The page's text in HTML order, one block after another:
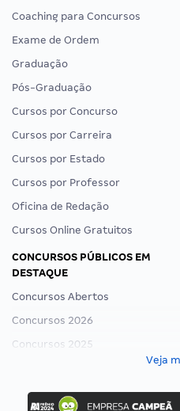
Coaching para Concursos
Exame de Ordem
Graduação
Pós-Graduação
Cursos por Concurso
Cursos por Carreira
Cursos por Estado
Cursos por Professor
Oficina de Redação
Cursos Online Gratuitos
CONCURSOS PÚBLICOS EM
DESTAQUE
Concursos Abertos
Concursos 2026
Concursos 2025
Concurso Ibama
Veja